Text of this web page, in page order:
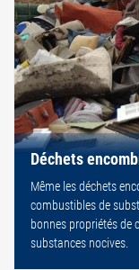
Déchets
Même les déchets
combustibles de
bonnes propriétés de
substances nocives.